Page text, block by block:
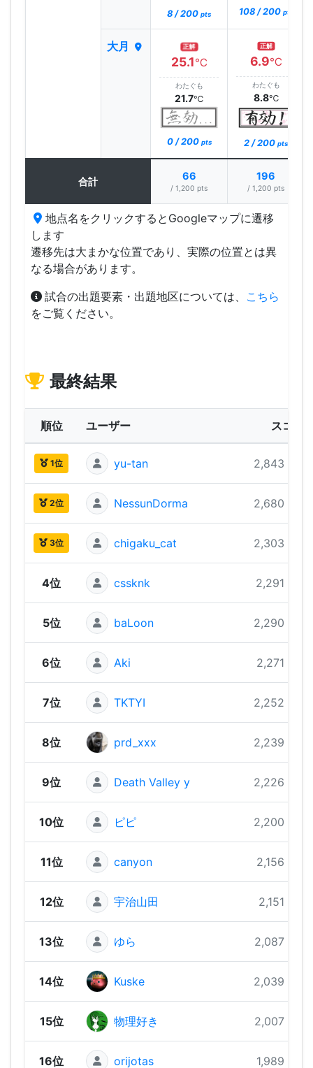
8 / 200 pts 108 / 200 pts
大月 正解
25.1℃
わたぐも
21.7℃
0 / 200 pts
正解
6.9℃
わたぐも
8.8℃
2 / 200 pts
合計 66
/ 1,200 pts
196
/ 1,200 pts
地点名をクリックするとGoogleマップに遷移
します
遷移先は大まかな位置であり、実際の位置とは異
なる場合があります。
試合の出題要素・出題地区については、 こちら
をご覧ください。
最終結果
順位 ユーザー スコア
1位 yu-tan 2,843 pts
2位 NessunDorma 2,680 pts
3位 chigaku_cat 2,303 pts
4位 cssknk 2,291 pts
5位 baLoon 2,290 pts
6位 Aki 2,271 pts
7位 TKTYI 2,252 pts
8位 prd_xxx 2,239 pts
9位 Death Valley y 2,226 pts
10位 ピピ 2,200 pts
11位 canyon 2,156 pts
12位 宇治山田 2,151 pts
13位 ゆら 2,087 pts
14位 Kuske 2,039 pts
15位 物理好き 2,007 pts
16位 orijotas 1,989 pts